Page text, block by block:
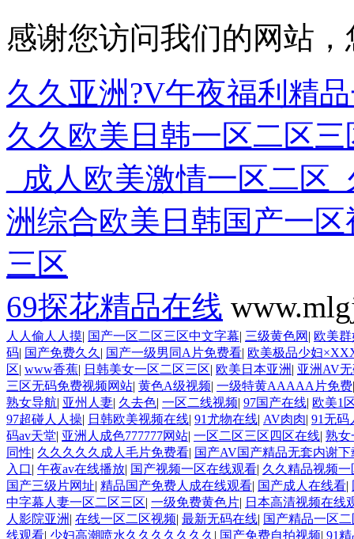
感谢您访问我们的网站
久久亚洲?V午夜福利精
久久欧美日韩一区二区
_成人欧美激情一区二区
洲综合欧美日韩国产一
三区
69探花精品在线
人人偷人人摸| 国产一区二区三区中文字幕| 三级黄色网 | 欧美
码| 国产免费久久 | 国产一级男同A片免费看| 欧美极品少妇
区| www香蕉| 日韩美女一区二区三区| 欧美日本亚洲 | 亚洲AV
三区无码免费视频网站| 黄色A级视频| 一级特黄AAAAA片免费
熟女导航| 亚州人妻| 久去色| 一区二线视频| 97国产在线| 欧美1
97超碰人人操| 日韩欧美视频在线| 91尤物在线| AV肉肉| 91无码
码av天堂| 亚洲人成色777777网站| 一区二区三区四区在线| 熟女
同性| 久久久久久成人毛片免费看| 国产AV国产精品无套内谢下
入口| 午夜av在线播放| 国产视频一区在线观看| 久久精品视频一
国产三级片网址| 精品国产免费人成在线观看| 国产成人在线看|
中字幕人妻一区二区三区| 一级免费黄色片| 日本高清视频在线
人影院亚洲 | 在线一区二区视频| 最新无码在线| 国产精品一区
线观看| 少妇高潮喷水久久久久久久久 | 国产免费自拍视频| 91